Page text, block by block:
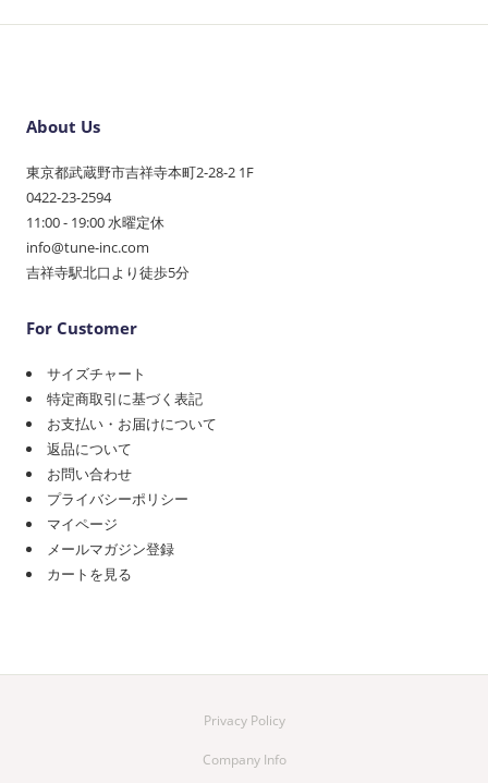
About Us
東京都武蔵野市吉祥寺本町2-28-2 1F
0422-23-2594
11:00 - 19:00 水曜定休
info@tune-inc.com
吉祥寺駅北口より徒歩5分
For Customer
サイズチャート
特定商取引に基づく表記
お支払い・お届けについて
返品について
お問い合わせ
プライバシーポリシー
マイページ
メールマガジン登録
カートを見る
Privacy Policy
Company Info